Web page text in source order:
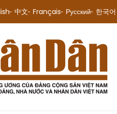
中文 Français Русский 한국어